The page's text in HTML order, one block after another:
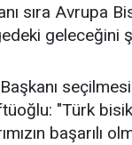
sıra Avrupa
geleceğini
"Türk
başarılı